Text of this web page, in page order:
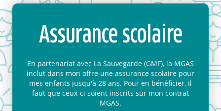
Assurance scolaire
En partenariat avec La Sauvegarde (GMF), la MGAS
inclut dans mon offre une assurance scolaire pour
mes enfants jusqu'à 28 ans. Pour en bénéficier, il
faut que ceux-ci soient inscrits sur mon contrat
MGAS.